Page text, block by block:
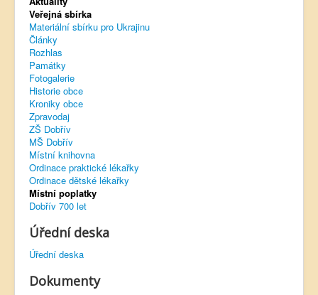
Dobřívský zpravodaj
Rozhlas
Sokol Dobřív
Ubytování
Obec Pavlovsko
Virtuální prohlídka
Veřejná sbírka
Materiální sbírku pro Ukrajinu
Články
Rozhlas
Památky
Fotogalerie
Historie obce
Kroniky obce
Zpravodaj
ZŠ Dobřív
MŠ Dobřív
Místní knihovna
Ordinace praktické lékařky
Ordinace dětské lékařky
Místní poplatky
Dobřív 700 let
Úřední deska
Úřední deska
Dokumenty